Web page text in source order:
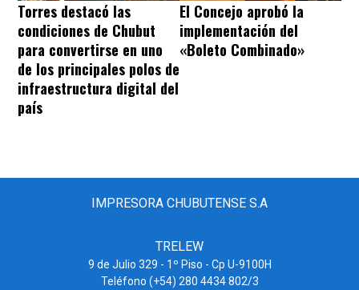
Torres destacó las
condiciones de Chubut
para convertirse en uno
de los principales polos de
infraestructura digital del
país
El Concejo aprobó la
implementación del
«Boleto Combinado»
IMPRESORA CHUBUTENSE S.A
TRELEW
9 de Julio 329 - 1º Piso - Cp U-9100H
Teléfono (+54) 280 4434 802/3